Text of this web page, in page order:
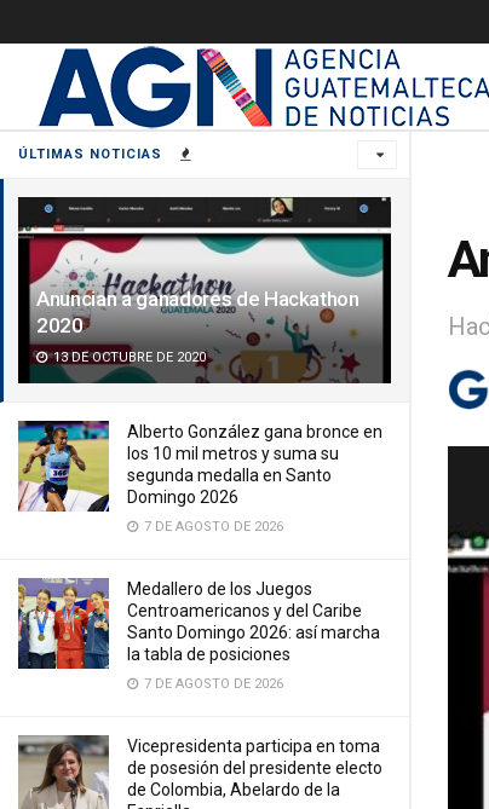
ÚLTIMAS NOTICIAS
Anuncian a ganadores de Hackathon
2020
13 DE OCTUBRE DE 2020
Alberto González gana bronce en
los 10 mil metros y suma su
segunda medalla en Santo
Domingo 2026
7 DE AGOSTO DE 2026
Medallero de los Juegos
Centroamericanos y del Caribe
Santo Domingo 2026: así marcha
la tabla de posiciones
7 DE AGOSTO DE 2026
Vicepresidenta participa en toma
de posesión del presidente electo
de Colombia, Abelardo de la